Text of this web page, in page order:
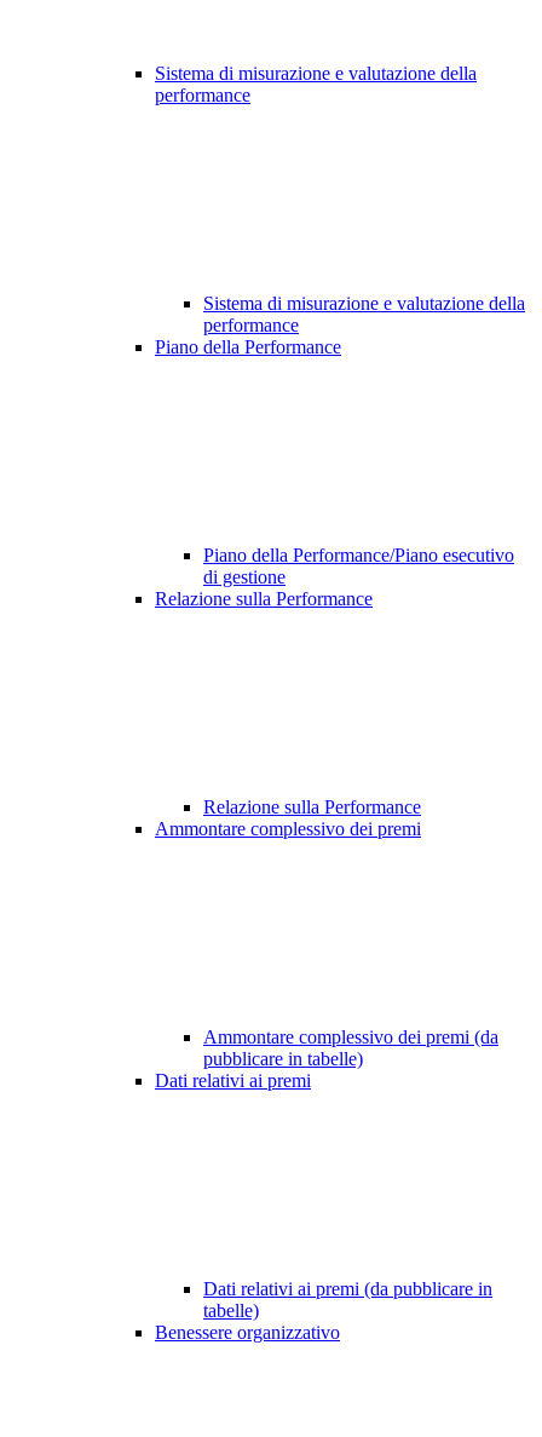
Sistema di misurazione e valutazione della
performance
Sistema di misurazione e valutazione della
performance
Piano della Performance
Piano della Performance/Piano esecutivo
di gestione
Relazione sulla Performance
Relazione sulla Performance
Ammontare complessivo dei premi
Ammontare complessivo dei premi (da
pubblicare in tabelle)
Dati relativi ai premi
Dati relativi ai premi (da pubblicare in
tabelle)
Benessere organizzativo